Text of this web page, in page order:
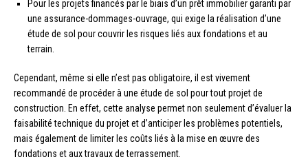
Pour les projets financés par le biais d’un prêt immobilier garanti par
une assurance-dommages-ouvrage, qui exige la réalisation d’une
étude de sol pour couvrir les risques liés aux fondations et au
terrain.
Cependant, même si elle n’est pas obligatoire, il est vivement
recommandé de procéder à une étude de sol pour tout projet de
construction. En effet, cette analyse permet non seulement d’évaluer la
faisabilité technique du projet et d’anticiper les problèmes potentiels,
mais également de limiter les coûts liés à la mise en œuvre des
fondations et aux travaux de terrassement.